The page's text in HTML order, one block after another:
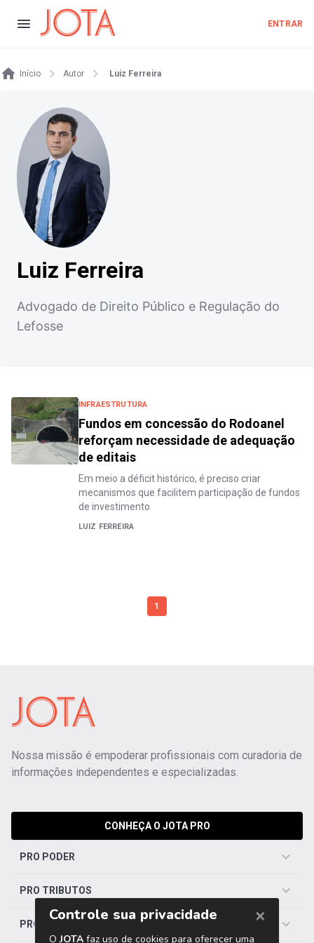
ENTRAR
Início Autor Luiz Ferreira
Luiz Ferreira
Advogado de Direito Público e Regulação do
Lefosse
INFRAESTRUTURA
Fundos em concessão do Rodoanel
reforçam necessidade de adequação
de editais
Em meio a déficit histórico, é preciso criar
mecanismos que facilitem participação de fundos
de investimento
LUIZ FERREIRA
1
Nossa missão é empoderar profissionais com curadoria de
informações independentes e especializadas.
CONHEÇA O JOTA PRO
PRO PODER
PRO TRIBUTOS
PRO TRABALHISTA